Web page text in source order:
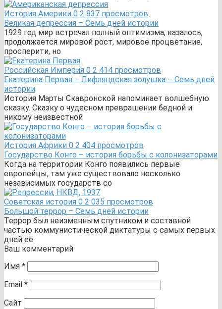
История Америки 0 2 837 просмотров
Великая депрессия – Семь дней истории
1929 год мир встречал полный оптимизма, казалось,
продолжается мировой рост, мировое процветание,
просперити, но
Российская Империя 0 2 414 просмотров
Екатерина Первая – Лифляндская золушка – Семь дней
истории
История Марты Скавронской напоминает волшебную
сказку. Сказку о чудесном преврашении бедной и
никому неизвестной
История Африки 0 2 404 просмотров
Государство Конго – история борьбы с колонизаторами
Когда на территории Конго появились первые
европейцы, там уже существовало несколько
независимых государств со
Советская история 0 2 035 просмотров
Большой террор – Семь дней истории
Террор был неизменным спутником и составной
частью коммунистической диктатуры с самых первых
дней её
Ваш комментарий
Имя *
Email *
Сайт